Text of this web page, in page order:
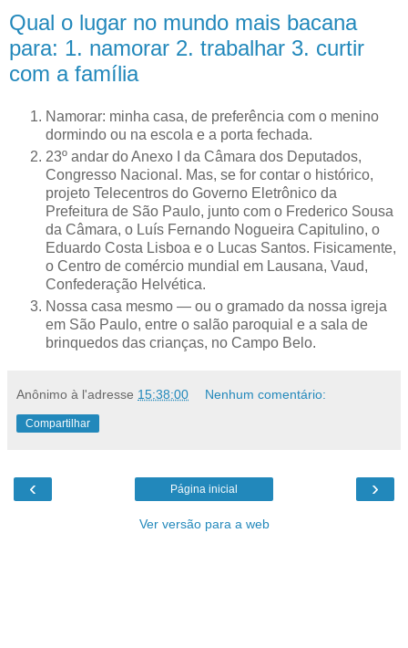
Qual o lugar no mundo mais bacana
para: 1. namorar 2. trabalhar 3. curtir
com a família
Namorar: minha casa, de preferência com o menino
dormindo ou na escola e a porta fechada.
23º andar do Anexo I da Câmara dos Deputados,
Congresso Nacional. Mas, se for contar o histórico,
projeto Telecentros do Governo Eletrônico da
Prefeitura de São Paulo, junto com o Frederico Sousa
da Câmara, o Luís Fernando Nogueira Capitulino, o
Eduardo Costa Lisboa e o Lucas Santos. Fisicamente,
o Centro de comércio mundial em Lausana, Vaud,
Confederação Helvética.
Nossa casa mesmo — ou o gramado da nossa igreja
em São Paulo, entre o salão paroquial e a sala de
brinquedos das crianças, no Campo Belo.
Anônimo à l'adresse 15:38:00 Nenhum comentário:
Compartilhar
‹ ›
Página inicial
Ver versão para a web